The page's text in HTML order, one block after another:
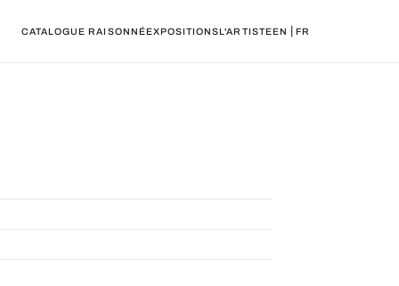
CATALOGUE RAISONNÉEXPOSITIONSL'ARTISTEEN FR